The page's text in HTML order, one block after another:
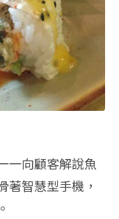
一向顧客解說魚
著智慧型手機，